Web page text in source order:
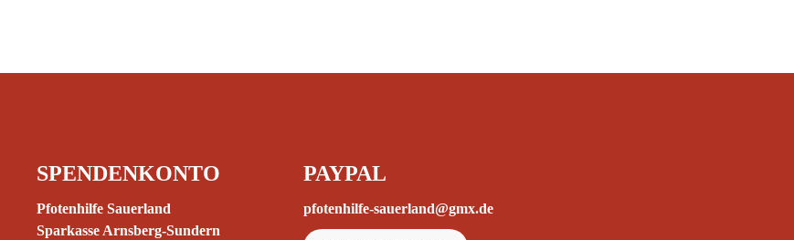
SPENDENKONTO
Pfotenhilfe Sauerland
Sparkasse Arnsberg-Sundern
PAYPAL
pfotenhilfe-sauerland@gmx.de